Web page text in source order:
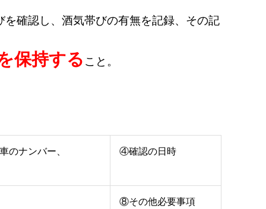
を確認し、酒気帯びの有無を記録、その記
保持すること。
ナンバー、 ④確認の日時
⑧その他必要事項